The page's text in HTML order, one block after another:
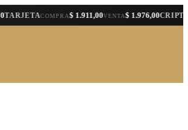
COMPRA$ 1.911,00VENTA$ 1.976,00CRIPTO